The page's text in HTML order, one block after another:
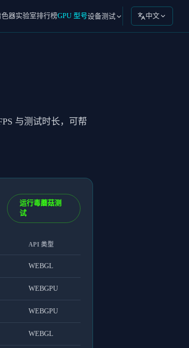
器实验室排行榜GPU 型号设备测试 中文
与测试时长，可帮
运行毒蘑菇测
试
API 类型
WEBGL
WEBGPU
WEBGPU
WEBGL